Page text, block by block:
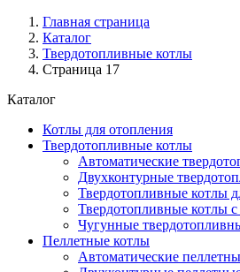
Главная страница
Каталог
Твердотопливные котлы
Страница 17
Каталог
Котлы для отопления
Твердотопливные котлы
Автоматические
Двухконтурные
Твердотопливные котлы
Твердотопливные котлы
Чугунные
Пеллетные котлы
Автоматические